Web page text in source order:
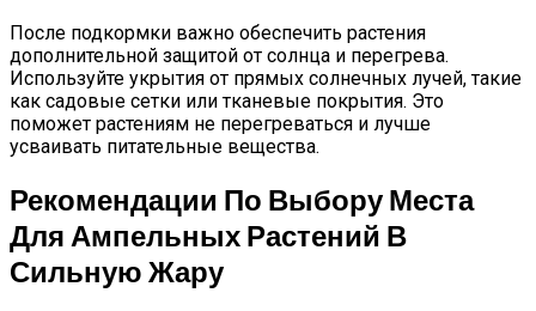
После подкормки важно обеспечить растения
дополнительной защитой от солнца и перегрева.
Используйте укрытия от прямых солнечных лучей, такие
как садовые сетки или тканевые покрытия. Это
поможет растениям не перегреваться и лучше
усваивать питательные вещества.
Рекомендации По Выбору Места
Для Ампельных Растений В
Сильную Жару